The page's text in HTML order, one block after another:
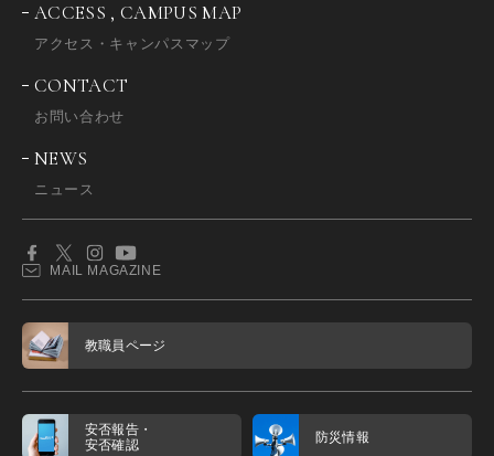
ACCESS , CAMPUS MAP
アクセス・キャンパスマップ
CONTACT
お問い合わせ
NEWS
ニュース
MAIL MAGAZINE
教職員ページ
安否報告・
安否確認
防災情報